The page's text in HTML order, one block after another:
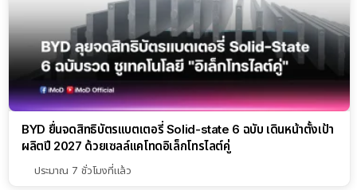
BYD ยื่นจดสิทธิบัตรแบตเตอรี่ Solid-state 6 ฉบับ เดินหน้าตั้งเป้า
ผลิตปี 2027 ด้วยเซลล์แคโทดอิเล็กโทรไลต์คู่
ประมาณ 7 ชั่วโมงที่แล้ว